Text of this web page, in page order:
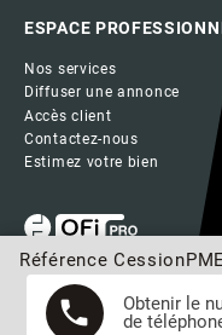
Référence
phone
Obtenir le
de
ESPACE
Nos services
Diffuser une annonce
Accès client
Contactez-nous
Estimez votre bien